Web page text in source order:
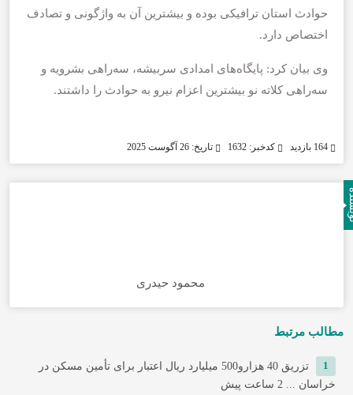
حوادث استان ترافیکی بوده و بیشترین آن به واژگونی و تصادف
اختصاص دارد.
وی بیان کرد: پایگاه‌های امدادی سربیشه، سه‌راهی بشرویه و
سه‌راهی کلاته نو بیشترین اعزام نیرو به حوادث را داشتند.
کدخبر: 1632 تاریخ: 26 آگوست 2025
محمود حیدری
مطالب مرتبط
1
تزریق 40 هزارو500 میلیارد ریال اعتبار برای تأمین مسکن در
خراسان ... 2 ساعت پیش